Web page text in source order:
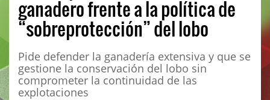
ganadero frente a la política de
“sobreprotección” del lobo
Pide defender la ganadería extensiva y que se
gestione la conservación del lobo sin
comprometer la continuidad de las
explotaciones